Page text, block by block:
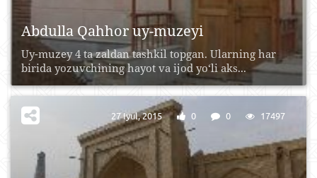
Abdulla Qahhor uy-muzeyi
Uy-muzey 4 ta zaldan tashkil topgan. Ularning har
birida yozuvchining hayot va ijod yo‘li aks...
27 Iyul, 2015 0 0 17497